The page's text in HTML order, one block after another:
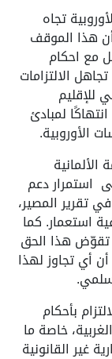
تجاه
هذا الموقف
مع احكام
الالتزامات
للإقليم
لمبادئ
الأوروبية.
استمرار دعم
تقرير المصير،
استعمار. كما
تقوّض هذا الحق
أي تجاوز لهذا
بأحكام
خاصة ما
غير القانونية